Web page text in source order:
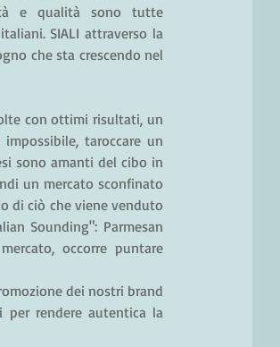
e qualità sono tutte
SIALI attraverso la
che sta crescendo nel
con ottimi risultati, un
taroccare un
sono amanti del cibo in
un mercato sconfinato
di ciò che viene venduto
Sounding": Parmesan
occorre puntare
dei nostri brand
per rendere autentica la